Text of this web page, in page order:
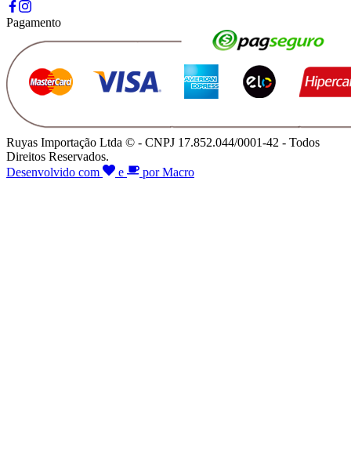
Pagamento
Ruyas Importação Ltda © - CNPJ 17.852.044/0001-42 - Todos
Direitos Reservados.
Desenvolvido com
e por Macro